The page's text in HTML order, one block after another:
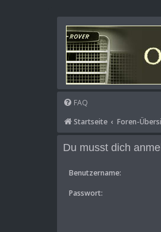
FAQ
Startseite
Foren-
Du musst dich
Benutzername:
Passwort: